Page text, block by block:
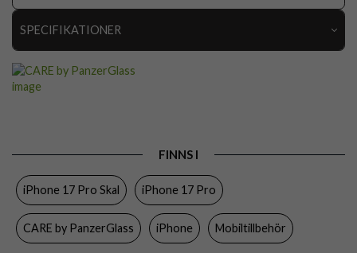
SPECIFIKATIONER
Artikelnummer
Passar till
Färg
Material Hårdplast (PC), Mjukplast (TPU)
Varumärke CARE by PanzerGlass
FINNS I
iPhone 17 Pro Skal iPhone 17 Pro
CARE by PanzerGlass iPhone Mobiltillbehör